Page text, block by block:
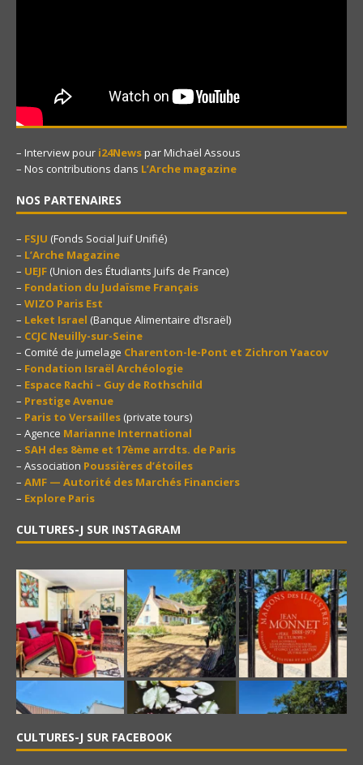
– Interview pour i24Newspar Michaël Assous
– Nos contributions dans L’Arche magazine
NOS PARTENAIRES
– FSJU (Fonds Social Juif Unifié)
– L’Arche Magazine
– UEJF (Union des Étudiants Juifs de France)
– Fondation du Judaïsme Français
– WIZO Paris Est
– Leket Israel (Banque Alimentaire d’Israël)
– CCJC Neuilly-sur-Seine
– Comité de jumelage Charenton-le-Pont et Zichron Yaacov
– Fondation Israël Archéologie
– Espace Rachi – Guy de Rothschild
– Prestige Avenue
– Paris to Versailles (private tours)
– Agence Marianne International
– SAH des 8ème et 17ème arrdts. de Paris
– Association Poussières d’étoiles
– AMF — Autorité des Marchés Financiers
– Explore Paris
CULTURES-J SUR INSTAGRAM
CULTURES-J SUR FACEBOOK